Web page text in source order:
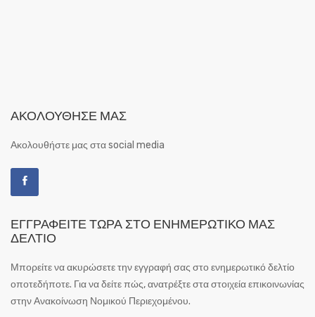
ΑΚΟΛΟΎΘΗΣΕ ΜΑΣ
Ακολουθήστε μας στα social media
ΕΓΓΡΑΦΕΊΤΕ ΤΏΡΑ ΣΤΟ ΕΝΗΜΕΡΩΤΙΚΌ ΜΑΣ
ΔΕΛΤΊΟ
Μπορείτε να ακυρώσετε την εγγραφή σας στο ενημερωτικό δελτίο
οποτεδήποτε. Για να δείτε πώς, ανατρέξτε στα στοιχεία επικοινωνίας
στην Ανακοίνωση Νομικού Περιεχομένου.